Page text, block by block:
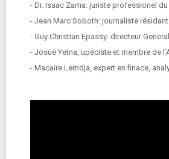
- Dr. Isaac Zama: juriste professionel
- Jean Marc Soboth: journaliste
- Guy Christian Epassy: directeur
- Josué Yetna, upéciste et membre de
- Macaire Lemdja, expert en finace,